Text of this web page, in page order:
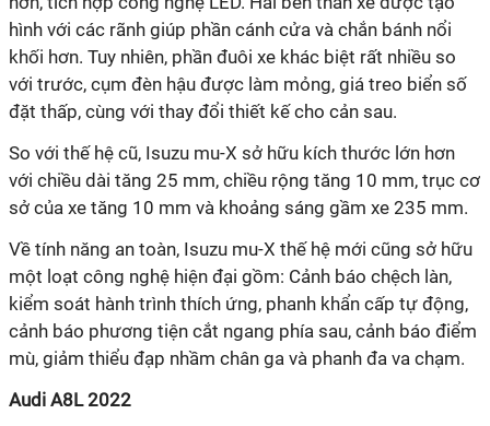
hình với các rãnh giúp phần cánh cửa và chắn bánh nổi
khối hơn. Tuy nhiên, phần đuôi xe khác biệt rất nhiều so
với trước, cụm đèn hậu được làm mỏng, giá treo biển số
đặt thấp, cùng với thay đổi thiết kế cho cản sau.
So với thế hệ cũ, Isuzu mu-X sở hữu kích thước lớn hơn
với chiều dài tăng 25 mm, chiều rộng tăng 10 mm, trục cơ
sở của xe tăng 10 mm và khoảng sáng gầm xe 235 mm.
Về tính năng an toàn, Isuzu mu-X thế hệ mới cũng sở hữu
một loạt công nghệ hiện đại gồm: Cảnh báo chệch làn,
kiểm soát hành trình thích ứng, phanh khẩn cấp tự động,
cảnh báo phương tiện cắt ngang phía sau, cảnh báo điểm
mù, giảm thiểu đạp nhầm chân ga và phanh đa va chạm.
Audi A8L 2022